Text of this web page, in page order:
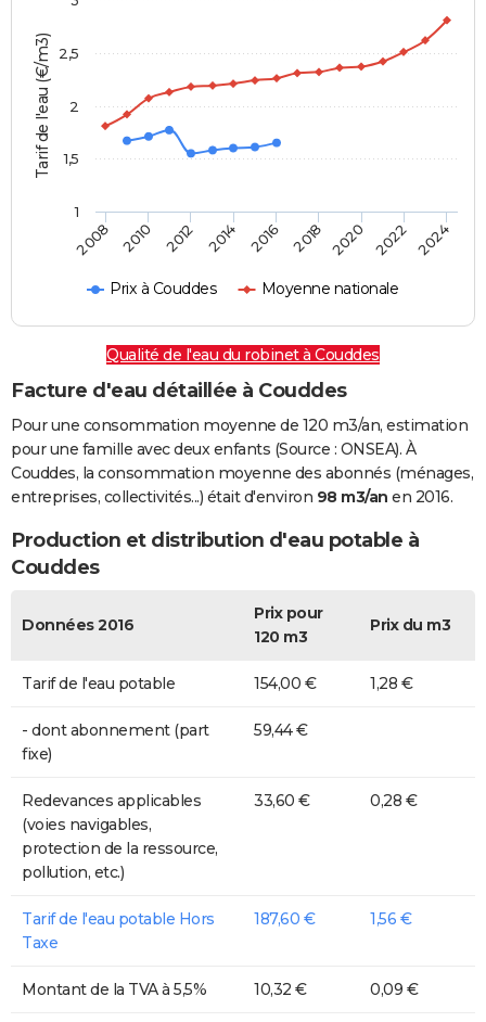
Tarif de l'eau (€/m3)
Prix à Couddes Moyenne nationale
2008 2010 2012 2014 2016 2018 2020 2022 2024
1
1,5
2
2,5
Qualité de l'eau du robinet à Couddes
Facture d'eau détaillée à Couddes
Pour une consommation moyenne de 120 m3/an, estimation
pour une famille avec deux enfants (Source : ONSEA). À
Couddes, la consommation moyenne des abonnés (ménages,
entreprises, collectivités...) était d'environ 98 m3/an en 2016.
Production et distribution d'eau potable à
Couddes
Données 2016
Prix pour
120 m3
Prix du m3
Tarif de l'eau potable 154,00 € 1,28 €
- dont abonnement (part
fixe)
59,44 €
Redevances applicables
(voies navigables,
protection de la ressource,
pollution, etc.)
33,60 € 0,28 €
Tarif de l'eau potable Hors
Taxe
187,60 € 1,56 €
Montant de la TVA à 5,5% 10,32 € 0,09 €